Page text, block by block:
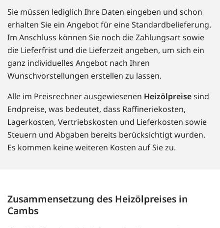
Sie müssen lediglich Ihre Daten eingeben und schon
erhalten Sie ein Angebot für eine Standardbelieferung.
Im Anschluss können Sie noch die Zahlungsart sowie
die Lieferfrist und die Lieferzeit angeben, um sich ein
ganz individuelles Angebot nach Ihren
Wunschvorstellungen erstellen zu lassen.
Alle im Preisrechner ausgewiesenen Heizölpreisesind
Endpreise, was bedeutet, dass Raffineriekosten,
Lagerkosten, Vertriebskosten und Lieferkosten sowie
Steuern und Abgaben bereits berücksichtigt wurden.
Es kommen keine weiteren Kosten auf Sie zu.
Zusammensetzung des Heizölpreises in
Cambs